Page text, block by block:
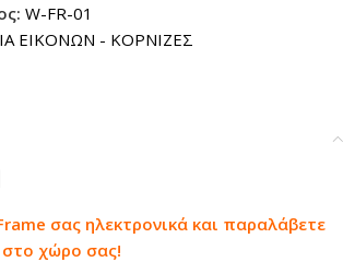
W-FR-01
ΕΙΚΟΝΩΝ - ΚΟΡΝΙΖΕΣ
σας ηλεκτρονικά και παραλάβετε
στο χώρο σας!